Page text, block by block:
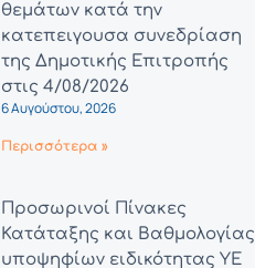
θεμάτων κατά την
κατεπειγουσα συνεδρίαση
της Δημοτικής Επιτροπής
στις 4/08/2026
6 Αυγούστου, 2026
Περισσότερα »
Προσωρινοί Πίνακες
Κατάταξης και Βαθμολογίας
υποψηφίων ειδικότητας ΥΕ